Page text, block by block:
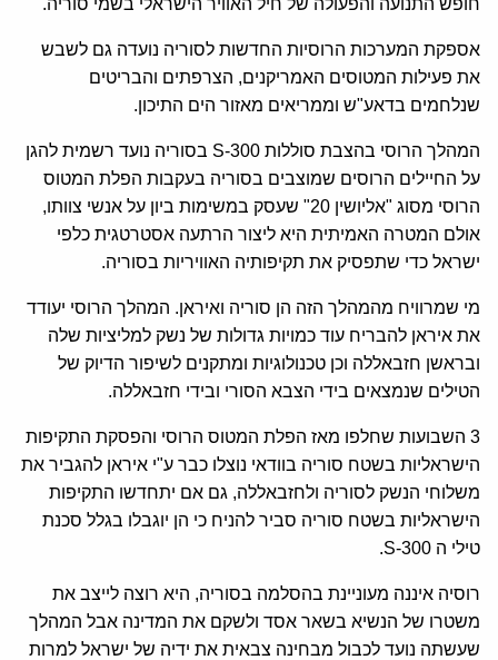
חופש התנועה והפעולה של חיל האוויר הישראלי בשמי סוריה.
אספקת המערכות הרוסיות החדשות לסוריה נועדה גם לשבש
את פעילות המטוסים האמריקנים, הצרפתים והבריטים
שנלחמים בדאע"ש וממריאים מאזור הים התיכון.
המהלך הרוסי בהצבת סוללות 300-S בסוריה נועד רשמית להגן
על החיילים הרוסים שמוצבים בסוריה בעקבות הפלת המטוס
הרוסי מסוג "אליושין 20" שעסק במשימות ביון על אנשי צוותו,
אולם המטרה האמיתית היא ליצור הרתעה אסטרטגית כלפי
ישראל כדי שתפסיק את תקיפותיה האוויריות בסוריה.
מי שמרוויח מהמהלך הזה הן סוריה ואיראן. המהלך הרוסי יעודד
את איראן להבריח עוד כמויות גדולות של נשק למליציות שלה
ובראשן חזבאללה וכן טכנולוגיות ומתקנים לשיפור הדיוק של
הטילים שנמצאים בידי הצבא הסורי ובידי חזבאללה.
3 השבועות שחלפו מאז הפלת המטוס הרוסי והפסקת התקיפות
הישראליות בשטח סוריה בוודאי נוצלו כבר ע"י איראן להגביר את
משלוחי הנשק לסוריה ולחזבאללה, גם אם יתחדשו התקיפות
הישראליות בשטח סוריה סביר להניח כי הן יוגבלו בגלל סכנת
טילי ה 300-S.
רוסיה איננה מעוניינת בהסלמה בסוריה, היא רוצה לייצב את
משטרו של הנשיא בשאר אסד ולשקם את המדינה אבל המהלך
שעשתה נועד לכבול מבחינה צבאית את ידיה של ישראל למרות